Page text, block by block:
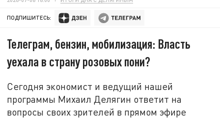
ПОДПИШИТЕСЬ:
Телеграм, бензин, мобилизация: Власть
уехала в страну розовых пони?
Сегодня экономист и ведущий нашей
программы Михаил Делягин ответит на
вопросы своих зрителей в прямом эфире